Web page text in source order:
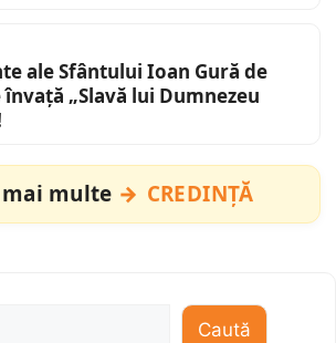
ale Sfântului Ioan Gură de
„Slavă lui Dumnezeu
multe CREDINȚĂ
Caută